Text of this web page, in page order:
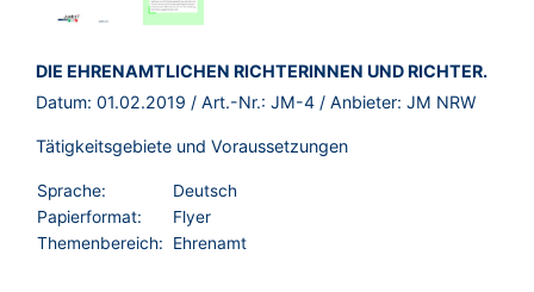
BROSCHÜRE:
DIE EHRENAMTLICHEN RICHTERINNEN UND RICHTER.
Datum: 01.02.2019 / Art.-Nr.: JM-4 / Anbieter: JM NRW
Tätigkeitsgebiete und Voraussetzungen
Sprache:
Deutsch
Papierformat:
Flyer
Themenbereich:
Ehrenamt